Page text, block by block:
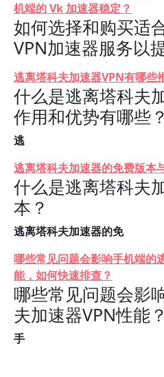
机端的 Vk 加速器稳定？
如何选择和购买适
VPN加速器服务以
逃离塔科夫加速器VPN有哪些
什么是逃离塔科夫
作用和优势有哪些？
逃
逃离塔科夫加速器的免费版本
什么是逃离塔科夫
本？
逃离塔科夫加速器的免
哪些常见问题会影响手机端的
能，如何快速排查？
哪些常见问题会影
夫加速器VPN性能？
手